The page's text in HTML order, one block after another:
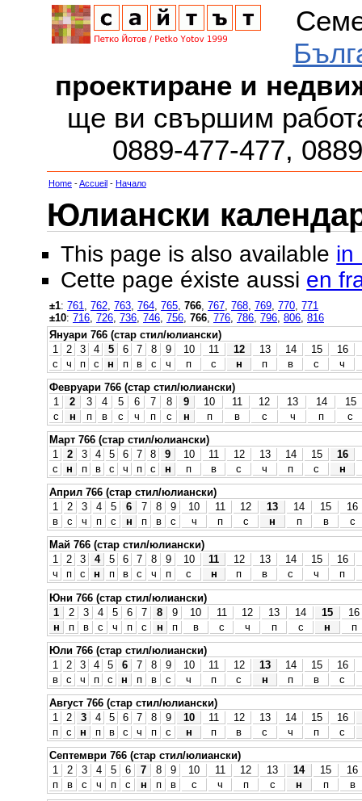
проектиране и
ще ви свършим
0889-477-477,
Home -Accueil - Начало
Юлиански
This page is also available in
Cette page éxiste aussi en
±1: 761 762 763 764 765 766 767 768 769 770 771
±10: 716 726 736 746 756 766 776 786 796 806 816
Януари 766 (стар стил/юлиански)
1
2 3 4 5 6 7 8 9 10 11 12 13 14 15
16
с
ч п с н п в с ч п с н п в с
ч
Февруари 766 (стар стил/юлиански)
1
2 3 4 5 6 7 8 9 10 11 12 13 14
15
с
н п в с ч п с н п в с ч п
с
Март 766 (стар стил/юлиански)
1
2 3 4 5 6 7 8 9 10 11 12 13 14 15
16
с
н п в с ч п с н п в с ч п с
н
Април 766 (стар стил/юлиански)
1
2 3 4 5 6 7 8 9 10 11 12 13 14 15
16
в
с ч п с н п в с ч п с н п в
с
Май 766 (стар стил/юлиански)
1
2 3 4 5 6 7 8 9 10 11 12 13 14 15
16
ч
п с н п в с ч п с н п в с ч
п
Юни 766 (стар стил/юлиански)
1
2 3 4 5 6 7 8 9 10 11 12 13 14 15
16
н
п в с ч п с н п в с ч п с н
п
Юли 766 (стар стил/юлиански)
1
2 3 4 5 6 7 8 9 10 11 12 13 14 15
16
в
с ч п с н п в с ч п с н п в
с
Август 766 (стар стил/юлиански)
1
2 3 4 5 6 7 8 9 10 11 12 13 14 15
16
п
с н п в с ч п с н п в с ч п
с
Септември 766 (стар стил/юлиански)
1
2 3 4 5 6 7 8 9 10 11 12 13 14 15
16
п
в с ч п с н п в с ч п с н п
в